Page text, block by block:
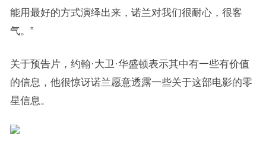
能用最好的方式演绎出来，诺兰对我们很耐心，很客
气。”
关于预告片，约翰·大卫·华盛顿表示其中有一些有价值
的信息，他很惊讶诺兰愿意透露一些关于这部电影的零
星信息。